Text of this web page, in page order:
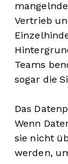
Vertrieb
Teams
sogar die
Das
Wenn
sie nicht
werden,